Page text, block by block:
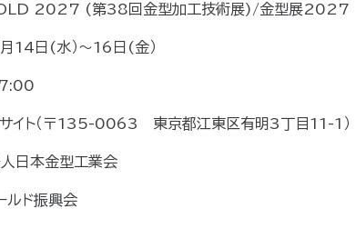
2027 (第38回金型加工技術展)/金型展2027
日(水）～16日(金）
イト（〒135-0063 東京都江東区有明3丁目11-1）
日本金型工業会
ルド振興会